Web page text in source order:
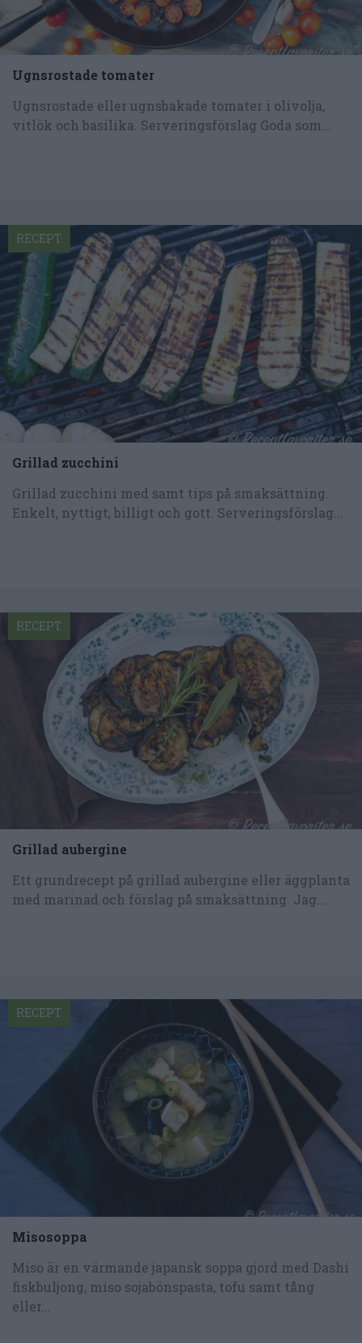
Ugnsrostade tomater
Ugnsrostade eller ugnsbakade tomater i olivolja,
vitlök och basilika. Serveringsförslag Goda som...
Grillad zucchini
Grillad zucchini med samt tips på smaksättning.
Enkelt, nyttigt, billigt och gott. Serveringsförslag...
RECEPT
Grillad aubergine
Ett grundrecept på grillad aubergine eller äggplanta
med marinad och förslag på smaksättning. Jag...
RECEPT
Misosoppa
Miso är en värmande japansk soppa gjord med Dashi
fiskbuljong, miso sojabönspasta, tofu samt tång
eller...
RECEPT